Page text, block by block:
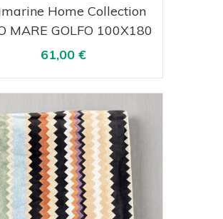
Acquista Visualizza
Home Collection
MARE GOLFO 100X180
61,00 €